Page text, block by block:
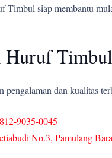
siap membantu
pengalaman dan kualitas
9035-0045
No.3, Pamulang